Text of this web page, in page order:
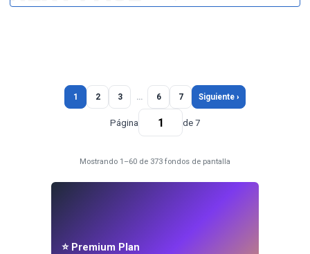
1 2 3 … 6 7 Siguiente ›
Página de 7
Mostrando 1–60 de 373 fondos de pantalla
⭐ Premium Plan